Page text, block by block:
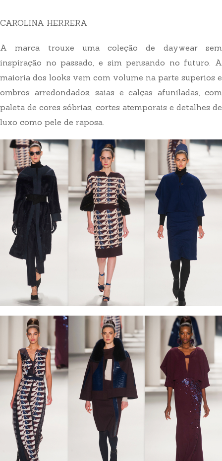
CAROLINA HERRERA
A marca trouxe uma coleção de daywear sem
inspiração no passado, e sim pensando no futuro. A
maioria dos looks vem com volume na parte superios e
ombros arredondados, saias e calças afuniladas, com
paleta de cores sóbrias, cortes atemporais e detalhes de
luxo como pele de raposa.